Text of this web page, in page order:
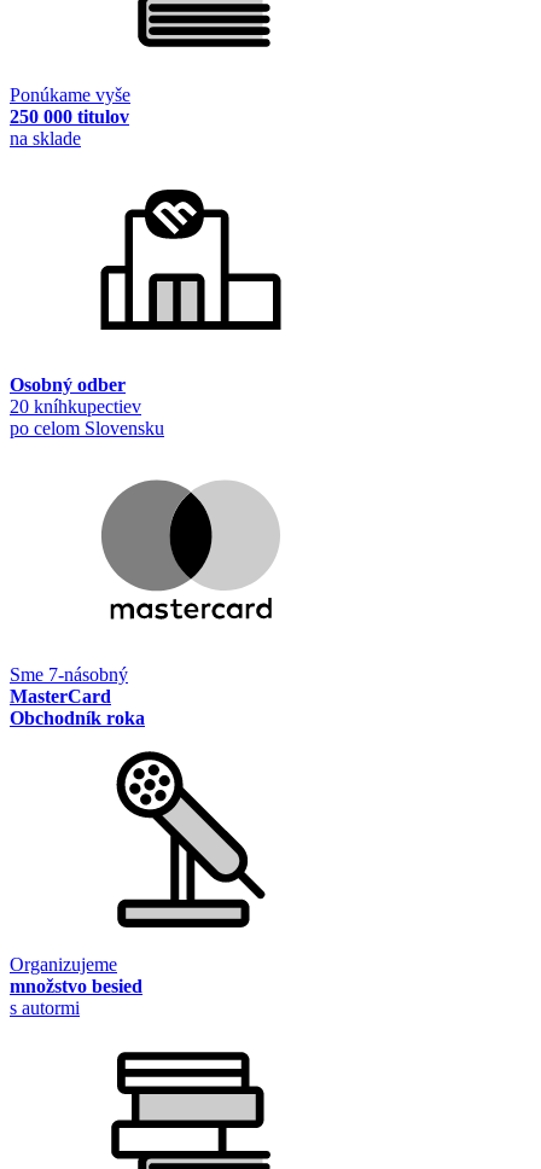
Ponúkame vyše
250 000 titulov
na sklade
Osobný odber
20 kníhkupectiev
po celom Slovensku
Sme 7-násobný
MasterCard
Obchodník roka
Organizujeme
množstvo besied
s autormi